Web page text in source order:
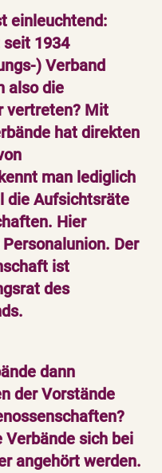
einleuchtend:
1934
) Verband
also die
vertreten? Mit
hat direkten
man lediglich
die Aufsichtsräte
Hier
Der
ist
des
dann
der Vorstände
Verbände sich bei
angehört werden.